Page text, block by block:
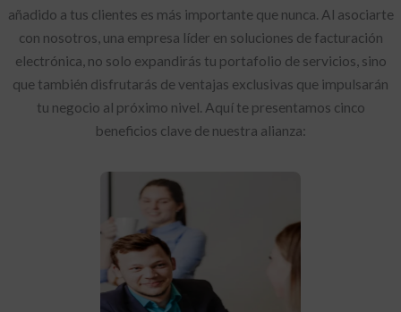
añadido a tus clientes es más importante que nunca. Al asociarte
con nosotros, una empresa líder en soluciones de facturación
electrónica, no solo expandirás tu portafolio de servicios, sino
que también disfrutarás de ventajas exclusivas que impulsarán
tu negocio al próximo nivel. Aquí te presentamos cinco
beneficios clave de nuestra alianza: